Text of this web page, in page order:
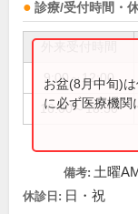
診療/受付時間・
9:00～12:00
16:00～18:30
お盆(8月中旬)
に必ず医療機関
備考: 土曜
休診日: 日・祝